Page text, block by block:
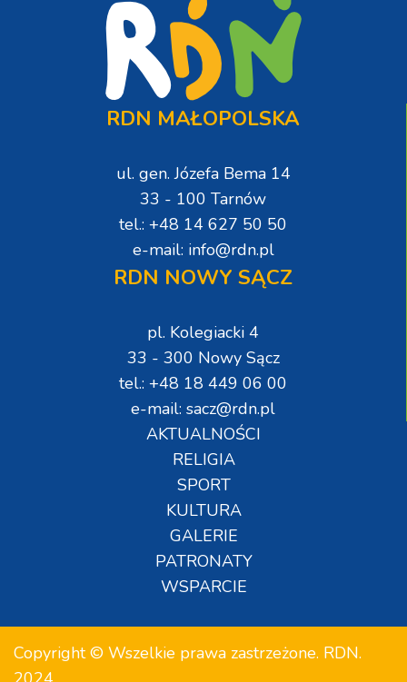
RDN MAŁOPOLSKA
ul. gen. Józefa Bema 14
33 - 100 Tarnów
tel.: +48 14 627 50 50
e-mail: info@rdn.pl
RDN NOWY SĄCZ
pl. Kolegiacki 4
33 - 300 Nowy Sącz
tel.: +48 18 449 06 00
e-mail: sacz@rdn.pl
AKTUALNOŚCI
RELIGIA
SPORT
KULTURA
GALERIE
PATRONATY
WSPARCIE
Copyright © Wszelkie prawa zastrzeżone. RDN.